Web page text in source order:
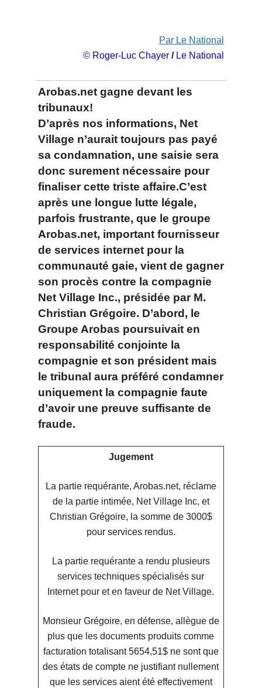
Par Le National
© Roger-Luc Chayer/Le National
Arobas.net gagne devant les
tribunaux!
D’après nos informations, Net
Village n’aurait toujours pas payé
sa condamnation, une saisie sera
donc surement nécessaire pour
finaliser cette triste affaire.C’est
après une longue lutte légale,
parfois frustrante, que le groupe
Arobas.net, important fournisseur
de services internet pour la
communauté gaie, vient de gagner
son procès contre la compagnie
Net Village Inc., présidée par M.
Christian Grégoire. D’abord, le
Groupe Arobas poursuivait en
responsabilité conjointe la
compagnie et son président mais
le tribunal aura préféré condamner
uniquement la compagnie faute
d’avoir une preuve suffisante de
fraude.
Jugement
La partie requérante, Arobas.net, réclame
de la partie intimée, Net Village Inc, et
Christian Grégoire, la somme de 3000$
pour services rendus.
La partie requérante a rendu plusieurs
services techniques spécialisés sur
Internet pour et en faveur de Net Village.
Monsieur Grégoire, en défense, allègue de
plus que les documents produits comme
facturation totalisant 5654,51$ ne sont que
des états de compte ne justifiant nullement
que les services aient été effectivement